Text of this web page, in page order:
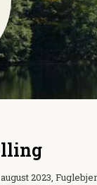
august 2023,